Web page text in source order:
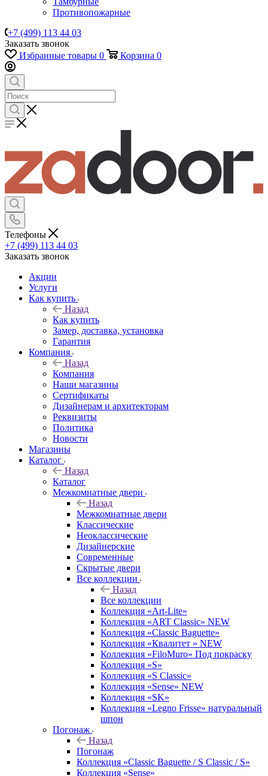
Противопожарные
+7 (499) 113 44 03
Заказать звонок
Избранные товары 0 Корзина 0
Телефоны
+7 (499) 113 44 03
Заказать звонок
Акции
Услуги
Как купить
Назад
Как купить
Замер, доставка, установка
Гарантия
Компания
Назад
Компания
Наши магазины
Сертификаты
Дизайнерам и архитекторам
Реквизиты
Политика
Новости
Магазины
Каталог
Назад
Каталог
Межкомнатные двери
Назад
Межкомнатные двери
Классические
Неоклассические
Дизайнерские
Современные
Скрытые двери
Все коллекции
Назад
Все коллекции
Коллекция «Art-Lite»
Коллекция «ART Classic» NEW
Коллекция «Classic Baguette»
Коллекция «Квалитет » NEW
Коллекция «FiloMuro» Под покраску
Коллекция «S»
Коллекция «S Classic»
Коллекция «Sense» NEW
Коллекция «SK»
Коллекция «Legno Frisse» натуральный
шпон
Погонаж
Назад
Погонаж
Коллекция «Classic Baguette / S Classic / S»
Коллекция «Sense»